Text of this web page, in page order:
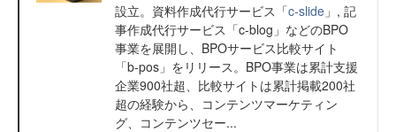
設立。資料作成代行サービス「c-slide 」, 記
事作成代行サービス「c-blog」などのBPO
事業を展開し、BPOサービス比較サイト
「b-pos」をリリース。BPO事業は累計支援
企業900社超、比較サイトは累計掲載200社
超の経験から、コンテンツマーケティン
グ、コンテンツセー...